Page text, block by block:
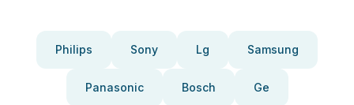
Philips Sony Lg Samsung
Panasonic Bosch Ge